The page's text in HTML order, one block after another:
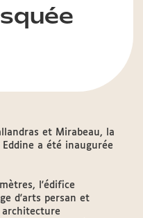
et Mirabeau, la
a été inaugurée
l'édifice
d'arts persan et
architecture